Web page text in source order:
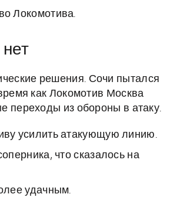
Локомотива.
решения. Сочи пытался
как Локомотив Москва
переходы из обороны в атаку.
усилить атакующую линию.
что сказалось на
удачным.